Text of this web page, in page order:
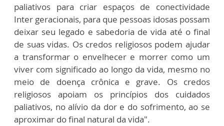
paliativos para criar espaços de conectividade
Inter geracionais, para que pessoas idosas possam
deixar seu legado e sabedoria de vida até o final
de suas vidas. Os credos religiosos podem ajudar
a transformar o envelhecer e morrer como um
viver com significado ao longo da vida, mesmo no
meio de doença crônica e grave. Os credos
religiosos apoiam os princípios dos cuidados
paliativos, no alívio da dor e do sofrimento, ao se
aproximar do final natural da vida".